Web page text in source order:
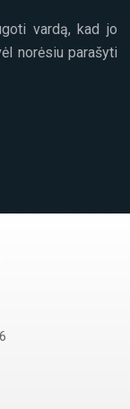
vardą, kad jo
norėsiu parašyti